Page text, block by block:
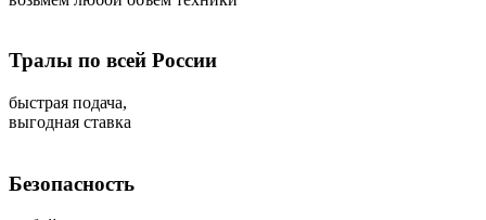
Тралы по всей России
быстрая подача,
выгодная ставка
Безопасность